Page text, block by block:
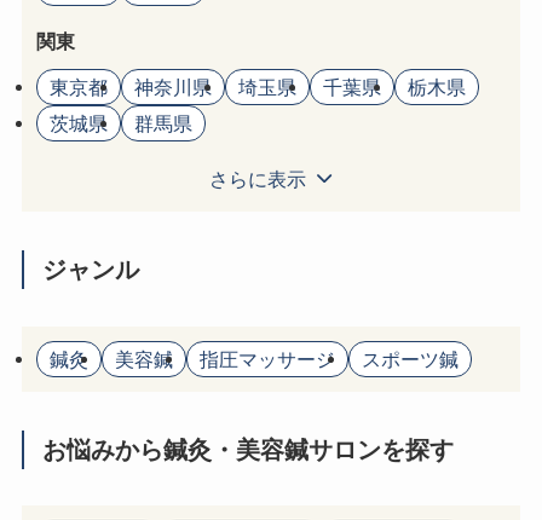
関東
東京都 神奈川県 埼玉県 千葉県
栃木県
茨城県
群馬県
さらに表示
ジャンル
鍼灸 美容鍼 指圧マッサージ スポーツ鍼
お悩みから鍼灸・美容鍼サロンを探す